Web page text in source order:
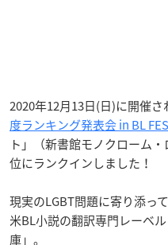
2020年12月13日(日)に開催さ
度ランキング発表会 in BL
ト」（新書館モノクローム
位にランクインしました！
現実のLGBT問題に寄り添っ
米BL小説の翻訳専門レーベ
庫」。